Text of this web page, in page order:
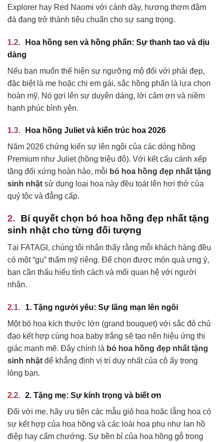
Explorer hay Red Naomi với cánh dày, hương thơm đậm
đà đang trở thành tiêu chuẩn cho sự sang trọng.
Hoa hồng sen và hồng phấn: Sự thanh tao và dịu
dàng
Nếu bạn muốn thể hiện sự ngưỡng mộ đối với phái đẹp,
đặc biệt là mẹ hoặc chị em gái, sắc hồng phấn là lựa chọn
hoàn mỹ. Nó gợi lên sự duyên dáng, lời cảm ơn và niềm
hạnh phúc bình yên.
Hoa hồng Juliet và kiến trúc hoa 2026
Năm 2026 chứng kiến sự lên ngôi của các dòng hồng
Premium như Juliet (hồng triệu đô). Với kết cấu cánh xếp
tầng đối xứng hoàn hảo, mỗi bó hoa hồng đẹp nhất tặng
sinh nhật sử dụng loại hoa này đều toát lên hơi thở của
quý tộc và đẳng cấp.
Bí quyết chọn bó hoa hồng đẹp nhất tặng
sinh nhật cho từng đối tượng
Tại FATAGI, chúng tôi nhận thấy rằng mỗi khách hàng đều
có một “gu” thẩm mỹ riêng. Để chọn được món quà ưng ý,
bạn cần thấu hiểu tính cách và mối quan hệ với người
nhận.
1. Tặng người yêu: Sự lãng mạn lên ngôi
Một bó hoa kích thước lớn (grand bouquet) với sắc đỏ chủ
đạo kết hợp cùng hoa baby trắng sẽ tạo nên hiệu ứng thị
giác mạnh mẽ. Đây chính là bó hoa hồng đẹp nhất tặng
sinh nhật để khẳng định vị trí duy nhất của cô ấy trong
lòng bạn.
2. Tặng mẹ: Sự kính trọng và biết ơn
Đối với mẹ, hãy ưu tiên các mẫu giỏ hoa hoặc lẵng hoa có
sự kết hợp của hoa hồng và các loài hoa phụ như lan hồ
điệp hay cẩm chướng. Sự bền bỉ của hoa hồng gỗ trong